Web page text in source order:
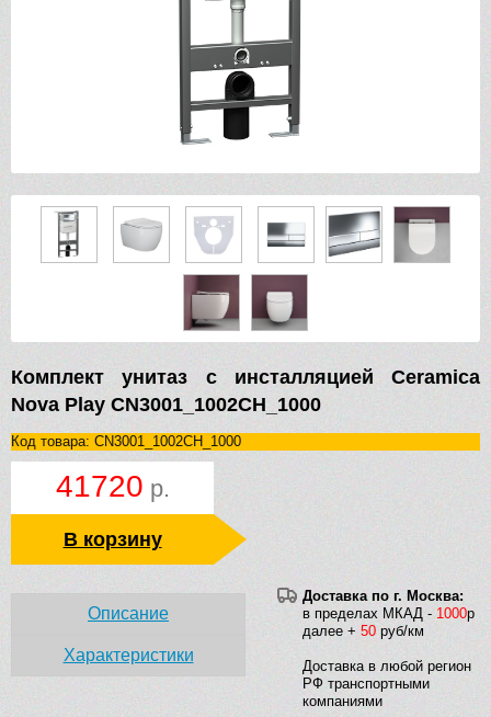
Комплект унитаз с инсталляцией Ceramica
Nova Play CN3001_1002CH_1000
Код товара: CN3001_1002CH_1000
41720 р.
В корзину
Доставка по г. Москва:
в пределах МКАД - 1000р
далее + 50 руб/км
Доставка в любой регион
РФ транспортными
компаниями
Описание
Характеристики